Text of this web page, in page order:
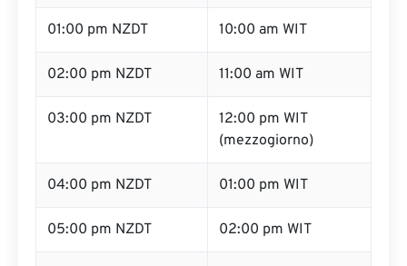
01:00 pm NZDT 10:00 am WIT
02:00 pm NZDT 11:00 am WIT
03:00 pm NZDT
12:00 pm WIT
(mezzogiorno)
04:00 pm NZDT 01:00 pm WIT
05:00 pm NZDT 02:00 pm WIT